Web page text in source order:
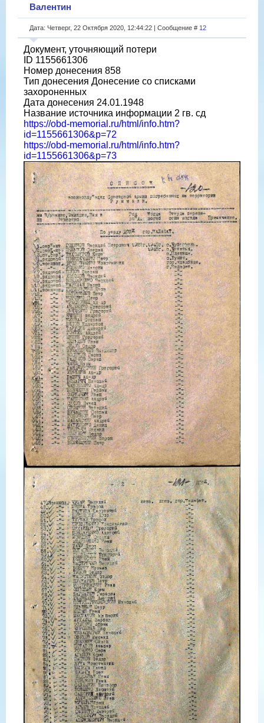
Валентин
Дата: Четверг, 22 Октября 2020, 12:44:22 | Сообщение # 12
Документ, уточняющий потери
ID 1155661306
Номер донесения 858
Тип донесения Донесение со списками
захороненных
Дата донесения 24.01.1948
Название источника информации 2 гв. сд
https://obd-memorial.ru/html/info.htm?
id=1155661306&p=72
https://obd-memorial.ru/html/info.htm?
id=1155661306&p=73